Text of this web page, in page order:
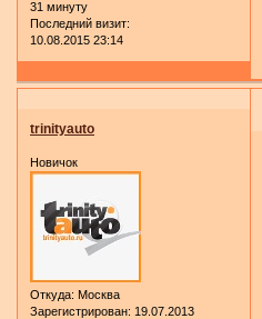
31 минуту
Последний визит:
10.08.2015 23:14
trinityauto
Новичок
Откуда: Москва
Зарегистрирован: 19.07.2013